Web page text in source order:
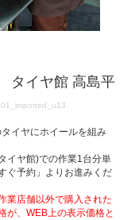
タイヤ館 高島平
イヤにホイールを組み
イヤ館)での作業1台分単
ぐ予約」よりお進みくだ
業店舗以外で購入された
が、WEB上の表示価格と